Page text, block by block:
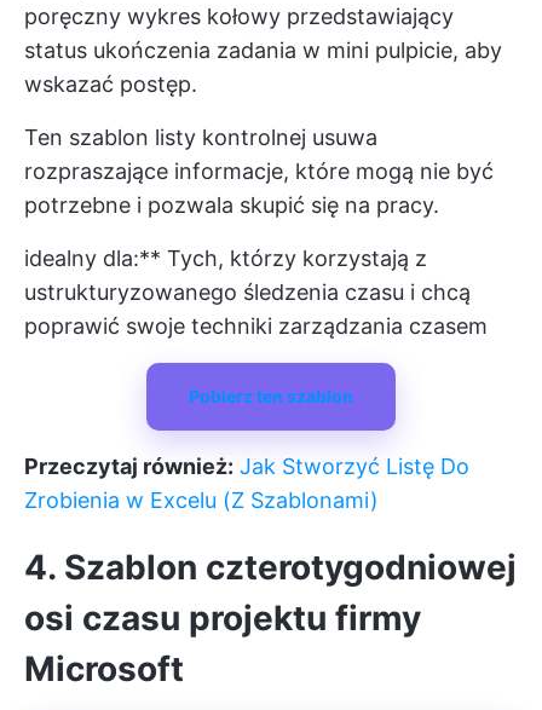
poręczny wykres kołowy przedstawiający
status ukończenia zadania w mini pulpicie, aby
wskazać postęp.
Ten szablon listy kontrolnej usuwa
rozpraszające informacje, które mogą nie być
potrzebne i pozwala skupić się na pracy.
idealny dla:** Tych, którzy korzystają z
ustrukturyzowanego śledzenia czasu i chcą
poprawić swoje techniki zarządzania czasem
Pobierz ten szablon
Przeczytaj również: Jak Stworzyć Listę Do
Zrobienia w Excelu (Z Szablonami)
4. Szablon czterotygodniowej
osi czasu projektu firmy
Microsoft